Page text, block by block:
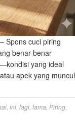
Spons cuci piring
benar-benar
yang ideal
apek yang muncul
, ini, lagi, lama, Piring,